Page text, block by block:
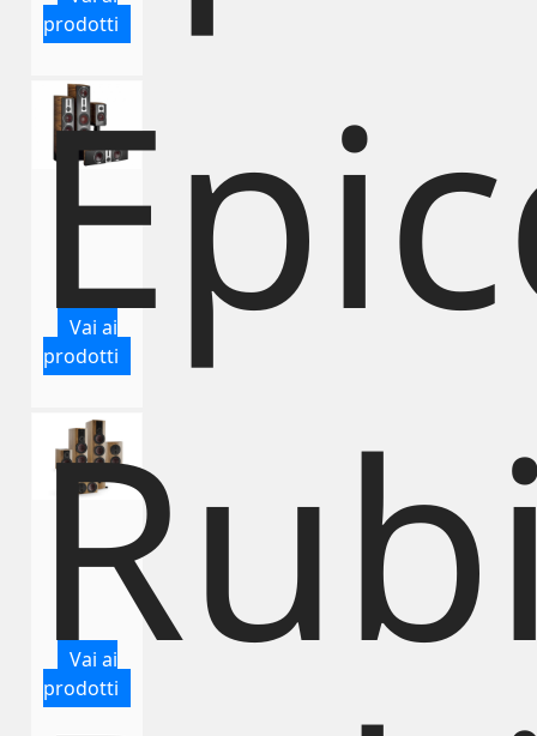
prodotti
Vai ai
prodotti
Vai ai
prodotti